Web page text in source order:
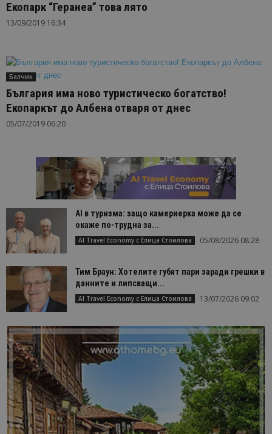
Екопарк “Геранеа” това лято
13/09/2019 16:34
Балчик
България има ново туристическо богатство!
Екопаркът до Албена отваря от днес
05/07/2019 06:20
AI в туризма: защо камериерка може да се
окаже по-трудна за...
AI Travel Economy с Елица Стоилова 05/08/2026 08:28
Тим Браун: Хотелите губят пари заради грешки в
данните и липсващи...
AI Travel Economy с Елица Стоилова 13/07/2026 09:02